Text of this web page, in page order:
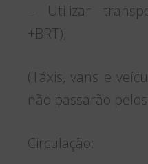
– Utilizar
+BRT);
(Táxis, vans e
não passarão
Circulação: